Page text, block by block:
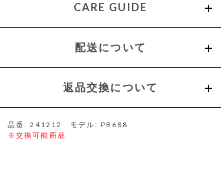
CARE GUIDE
配送について
返品交換について
品番: 241212 モデル: PB688
※交換可能商品